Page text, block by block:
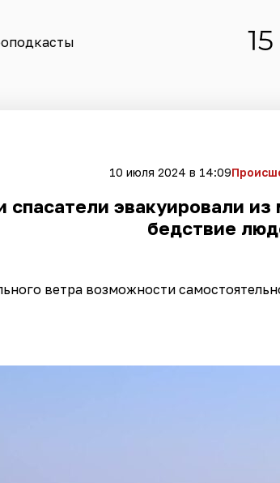
10 июля 2024 в 14:09
спасатели эвакуировали
бедствие
ветра возможности